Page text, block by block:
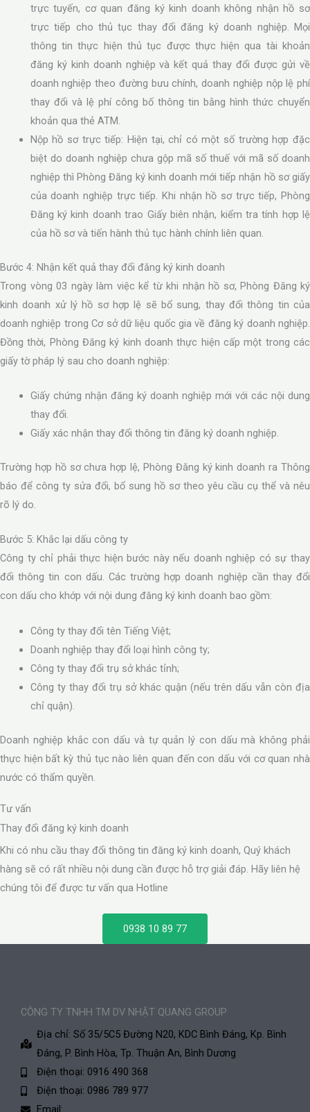
trực tuyến, cơ quan đăng ký kinh doanh không nhận hồ sơ
trực tiếp cho thủ tục thay đổi đăng ký doanh nghiệp. Mọi
thông tin thực hiện thủ tục được thực hiện qua tài khoản
đăng ký kinh doanh nghiệp và kết quả thay đổi được gửi về
doanh nghiệp theo đường bưu chính, doanh nghiệp nộp lệ phí
thay đổi và lệ phí công bố thông tin bằng hình thức chuyển
khoản qua thẻ ATM.
Nộp hồ sơ trực tiếp: Hiện tại, chỉ có một số trường hợp đặc
biệt do doanh nghiệp chưa gộp mã số thuế với mã số doanh
nghiệp thì Phòng Đăng ký kinh doanh mới tiếp nhận hồ sơ giấy
của doanh nghiệp trực tiếp. Khi nhận hồ sơ trực tiếp, Phòng
Đăng ký kinh doanh trao Giấy biên nhận, kiểm tra tính hợp lệ
của hồ sơ và tiến hành thủ tục hành chính liên quan.
Bước 4: Nhận kết quả thay đổi đăng ký kinh doanh
Trong vòng 03 ngày làm việc kể từ khi nhận hồ sơ, Phòng Đăng ký
kinh doanh xử lý hồ sơ hợp lệ sẽ bổ sung, thay đổi thông tin của
doanh nghiệp trong Cơ sở dữ liệu quốc gia về đăng ký doanh nghiệp.
Đồng thời, Phòng Đăng ký kinh doanh thực hiện cấp một trong các
giấy tờ pháp lý sau cho doanh nghiệp:
Giấy chứng nhận đăng ký doanh nghiệp mới với các nội dung
thay đổi.
Giấy xác nhận thay đổi thông tin đăng ký doanh nghiệp.
Trường hợp hồ sơ chưa hợp lệ, Phòng Đăng ký kinh doanh ra Thông
báo để công ty sửa đổi, bổ sung hồ sơ theo yêu cầu cụ thể và nêu
rõ lý do.
Bước 5: Khắc lại dấu công ty
Công ty chỉ phải thực hiện bước này nếu doanh nghiệp có sự thay
đổi thông tin con dấu. Các trường hợp doanh nghiệp cần thay đổi
con dấu cho khớp với nội dung đăng ký kinh doanh bao gồm:
Công ty thay đổi tên Tiếng Việt;
Doanh nghiệp thay đổi loại hình công ty;
Công ty thay đổi trụ sở khác tỉnh;
Công ty thay đổi trụ sở khác quận (nếu trên dấu vẫn còn địa
chỉ quận).
Doanh nghiệp khắc con dấu và tự quản lý con dấu mà không phải
thực hiện bất kỳ thủ tục nào liên quan đến con dấu với cơ quan nhà
nước có thẩm quyền.
Tư vấn
Thay đổi đăng ký kinh doanh
Khi có nhu cầu thay đổi thông tin đăng ký kinh doanh, Quý khách
hàng sẽ có rất nhiều nội dung cần được hỗ trợ giải đáp. Hãy liên hệ
chúng tôi để được tư vấn qua Hotline
0938 10 89 77
CÔNG TY TNHH TM DV NHẬT QUANG GROUP
Địa chỉ: Số 35/5C5 Đường N20, KDC Bình Đáng, Kp. Bình
Đáng, P. Bình Hòa, Tp. Thuận An, Bình Dương
Điện thoại: 0916 490 368
Điện thoại: 0986 789 977
Email: